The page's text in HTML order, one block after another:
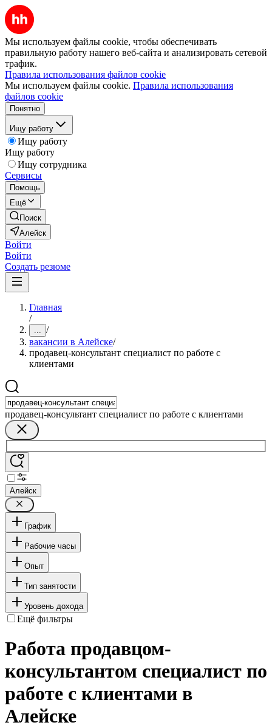
Мы используем файлы cookie, чтобы обеспечивать
правильную работу нашего веб-сайта и анализировать сетевой
трафик.
Правила использования файлов cookie
Мы используем файлы cookie. Правила использования
файлов cookie
Понятно
Ищу работу
Ищу работу
Ищу работу
Ищу сотрудника
Сервисы
Помощь
Ещё
Поиск
Алейск
Войти
Войти
Создать резюме
Главная
/
... /
вакансии в Алейске/
продавец-консультант специалист по работе с
клиентами
продавец-консультант специалист по работе с клиентами
Алейск
График
Рабочие часы
Опыт
Тип занятости
Уровень дохода
Ещё фильтры
Работа продавцом-
консультантом специалист по
работе с клиентами в
Алейске